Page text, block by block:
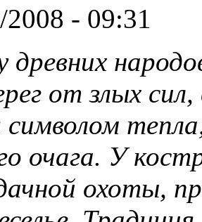
- 09:31
древних
от злых
символом
очага. У
охоты,